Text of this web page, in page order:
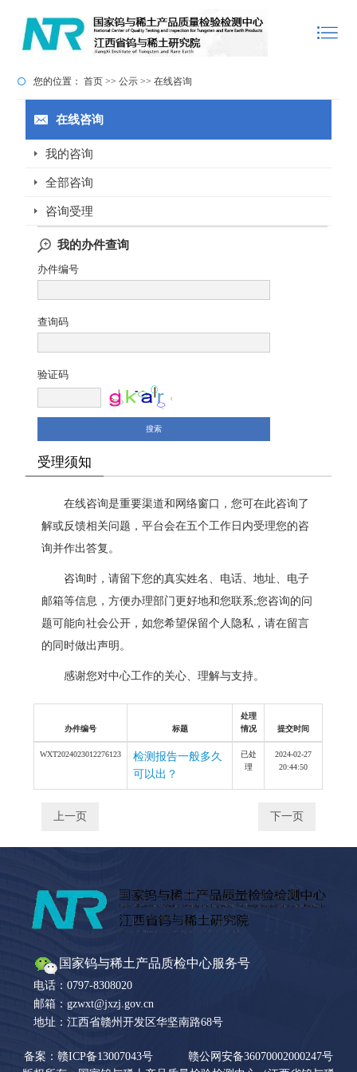
您的位置： 首页>>公示>>在线咨询
在线咨询
我的咨询
全部咨询
咨询受理
我的办件查询
办件编号
查询码
验证码
受理须知
在线咨询是重要渠道和网络窗口，您可在此咨询了
解或反馈相关问题，平台会在五个工作日内受理您的咨
询并作出答复。
咨询时，请留下您的真实姓名、电话、地址、电子
邮箱等信息，方便办理部门更好地和您联系;您咨询的问
题可能向社会公开，如您希望保留个人隐私，请在留言
的同时做出声明。
感谢您对中心工作的关心、理解与支持。
办件编号 标题
处理
情况
提交时间
WXT2024023012276123
检测报告一般多久
可以出？
已处
理
2024-02-27
20:44:50
上一页 下一页
国家钨与稀土产品质检中心服务号
电话：0797-8308020
邮箱：gzwxt@jxzj.gov.cn
地址：江西省赣州开发区华坚南路68号
备案：赣ICP备13007043号
赣公网安备36070002000247号